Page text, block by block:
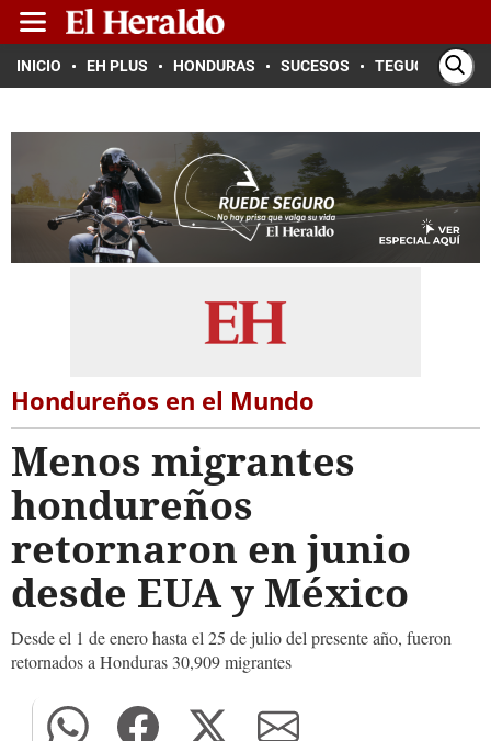
INICIO EH PLUS HONDURAS SUCESOS TEGUCIGALPA
Hondureños en el Mundo
Menos migrantes
hondureños
retornaron en junio
desde EUA y México
Desde el 1 de enero hasta el 25 de julio del presente año, fueron
retornados a Honduras 30,909 migrantes